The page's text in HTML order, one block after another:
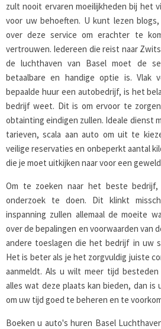
zult nooit ervaren moeilijkheden bij het
voor uw behoeften. U kunt lezen
over deze service om erachter te
vertrouwen. Iedereen die reist naar
de luchthaven van Basel moet de
betaalbare en handige optie is. Vlak
bepaalde huur een autobedrijf, is het
bedrijf weet. Dit is om ervoor te
obtainting eindigen zullen. Ideale dienst
tarieven, scala aan auto om uit te
veilige reservaties en onbeperkt aantal
die je moet uitkijken naar voor een
Om te zoeken naar het beste
onderzoek te doen. Dit klinkt
inspanning zullen allemaal de moeite
over de bepalingen en voorwaarden van
andere toeslagen die het bedrijf in uw
Het is beter als je het zorgvuldig juiste
aanmeldt. Als u wilt meer tijd
alles wat deze plaats kan bieden, dan
om uw tijd goed te beheren en te
Boeken u auto's huren Basel